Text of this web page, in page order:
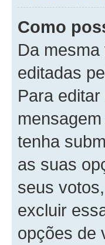
Como
Da
editadas
Para
tenha
as suas
seus
excluir
opções de